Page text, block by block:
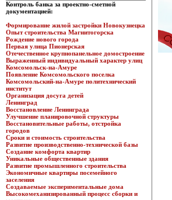
Контроль банка за проектно-сметной
документацией:
Формирование жилой застройки Новокузнецка
Опыт строительства Магнитогорска
Рождение нового города
Первая улица Пионерская
Отечественное крупнопанельное домостроение
Выраженный индивидуальный характер улиц
Комсомольск-на-Амуре
Появление Комсомольского поселка
Комсомольский-на-Амуре политехнический
институт
Организация досуга детей
Ленинград
Восстановление Ленинграда
Улучшение планировочной структуры
Восстановительные работы, отстройка
городов
Сроки и стоимость строительства
Развитие производственно-технической базы
Создание комфорта квартир
Уникальные общественные здания
Развитие промышленного строительства
Экономичные квартиры посемейного
заселения
Создаваемые экспериментальные дома
Высокомеханизированный процесс сборки и